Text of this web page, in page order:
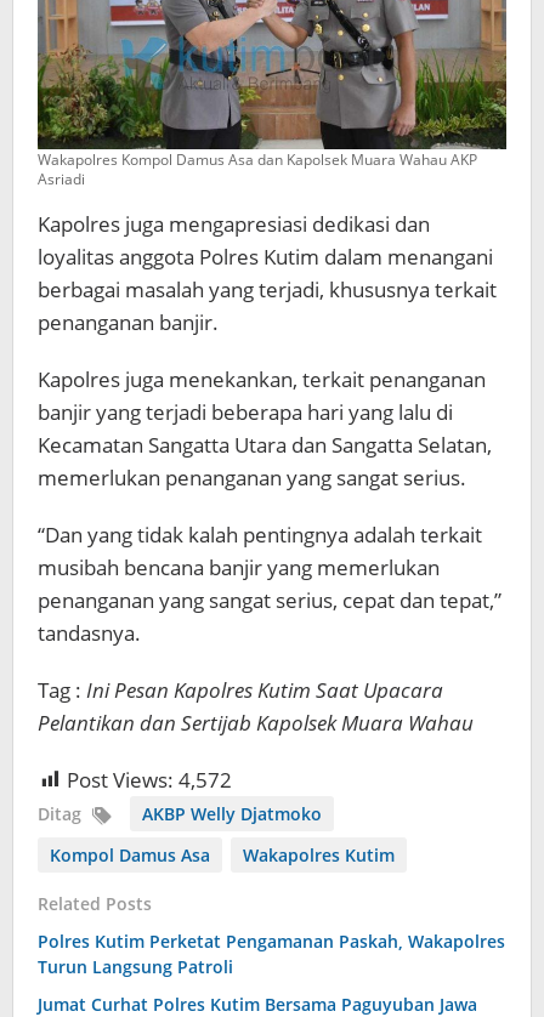
Wakapolres Kompol Damus Asa dan Kapolsek Muara Wahau AKP
Asriadi
Kapolres juga mengapresiasi dedikasi dan
loyalitas anggota Polres Kutim dalam menangani
berbagai masalah yang terjadi, khususnya terkait
penanganan banjir.
Kapolres juga menekankan, terkait penanganan
banjir yang terjadi beberapa hari yang lalu di
Kecamatan Sangatta Utara dan Sangatta Selatan,
memerlukan penanganan yang sangat serius.
“Dan yang tidak kalah pentingnya adalah terkait
musibah bencana banjir yang memerlukan
penanganan yang sangat serius, cepat dan tepat,”
tandasnya.
Tag : Ini Pesan Kapolres Kutim Saat Upacara
Pelantikan dan Sertijab Kapolsek Muara Wahau
Post Views: 4,572
Ditag
AKBP Welly Djatmoko
Kompol Damus Asa
Wakapolres Kutim
Related Posts
Polres Kutim Perketat Pengamanan Paskah, Wakapolres
Turun Langsung Patroli
Jumat Curhat Polres Kutim Bersama Paguyuban Jawa